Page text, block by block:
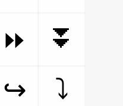
⏩
⏬
↪
⤵